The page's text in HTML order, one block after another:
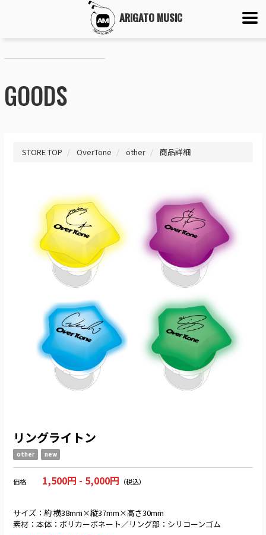
ARIGATO MUSIC
GOODS
STORE TOP OverTone other 商品詳細
リングライトン
other new
価格 1,500円 - 5,000円 （税込）
サイズ：約 横38mm×縦37mm×高さ30mm
素材：本体：ポリカーボネート／リング部：シリコーンゴム